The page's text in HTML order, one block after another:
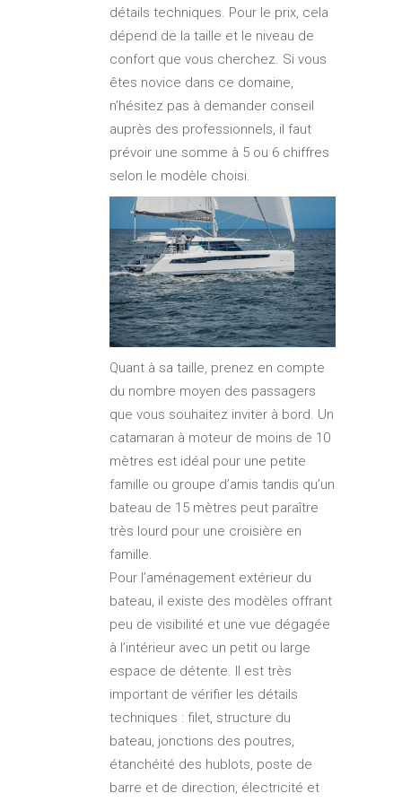
détails techniques. Pour le prix, cela
dépend de la taille et le niveau de
confort que vous cherchez. Si vous
êtes novice dans ce domaine,
n’hésitez pas à demander conseil
auprès des professionnels, il faut
prévoir une somme à 5 ou 6 chiffres
selon le modèle choisi.
Quant à sa taille, prenez en compte
du nombre moyen des passagers
que vous souhaitez inviter à bord. Un
catamaran à moteur de moins de 10
mètres est idéal pour une petite
famille ou groupe d’amis tandis qu’un
bateau de 15 mètres peut paraître
très lourd pour une croisière en
famille.
Pour l’aménagement extérieur du
bateau, il existe des modèles offrant
peu de visibilité et une vue dégagée
à l’intérieur avec un petit ou large
espace de détente. Il est très
important de vérifier les détails
techniques : filet, structure du
bateau, jonctions des poutres,
étanchéité des hublots, poste de
barre et de direction, électricité et